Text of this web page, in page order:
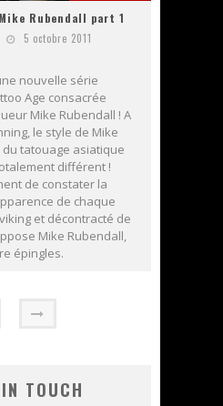
Rubendall part 1
5 octobre 2011
nouvelle série
Age consacrée
Mike Rubendall ! A
le style de Mike
tatouage asiatique
différent !
de constater la
de chaque
et décontracté de
Mike Rubendall,
épingles.
TOUCH